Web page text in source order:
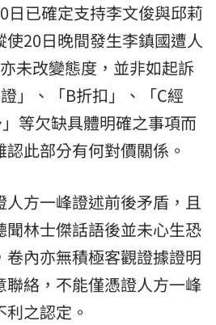
日已確定支持李文俊與邱莉
20日晚間發生李鎮國遭人
未改變態度，並非如起訴
」、「B折扣」、「C經
等欠缺具體明確之事項而
此部分有何對價關係。
方一峰證述前後矛盾，且
林士傑話語後並未心生恐
內亦無積極客觀證據證明
絡，不能僅憑證人方一峰
之認定。